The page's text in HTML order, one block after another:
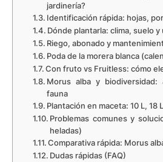
jardinería?
Identificación rápida: hojas,
Dónde plantarla: clima, suelo
Riego, abonado y
Poda de la morera blanca
Con fruto vs Fruitless: cómo
Morus alba y biodiversidad:
fauna
Plantación en maceta: 10 L, 18
Problemas comunes y
heladas)
Comparativa rápida: Morus
Dudas rápidas (FAQ)